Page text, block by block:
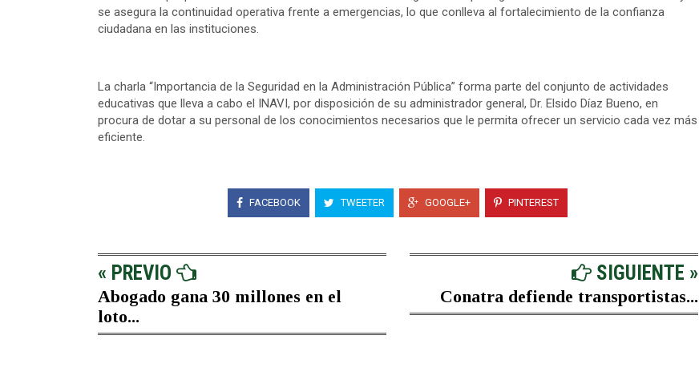
se asegura la continuidad operativa frente a emergencias, lo que conlleva al fortalecimiento de la confianza
ciudadana en las instituciones.
La charla “Importancia de la Seguridad en la Administración Pública” forma parte del conjunto de actividades
educativas que lleva a cabo el INAVI, por disposición de su administrador general, Dr. Elsido Díaz Bueno, en
procura de dotar a su personal de los conocimientos necesarios que le permita ofrecer un servicio cada vez más
eficiente.
FACEBOOK TWEETER GOOGLE+ PINTEREST
« PREVIO
Abogado gana 30 millones en el
loto...
SIGUIENTE »
Conatra defiende transportistas...